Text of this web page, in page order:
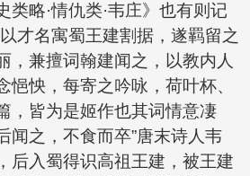
略·情仇类·韦庄》也有则记
才名寓蜀王建割据，遂羁留之
，兼擅词翰建闻之，以教内人
悒怏，每寄之吟咏，荷叶杯、
，皆为是姬作也其词情意凄
闻之，不食而卒”唐末诗人韦
后入蜀得识高祖王建，被王建